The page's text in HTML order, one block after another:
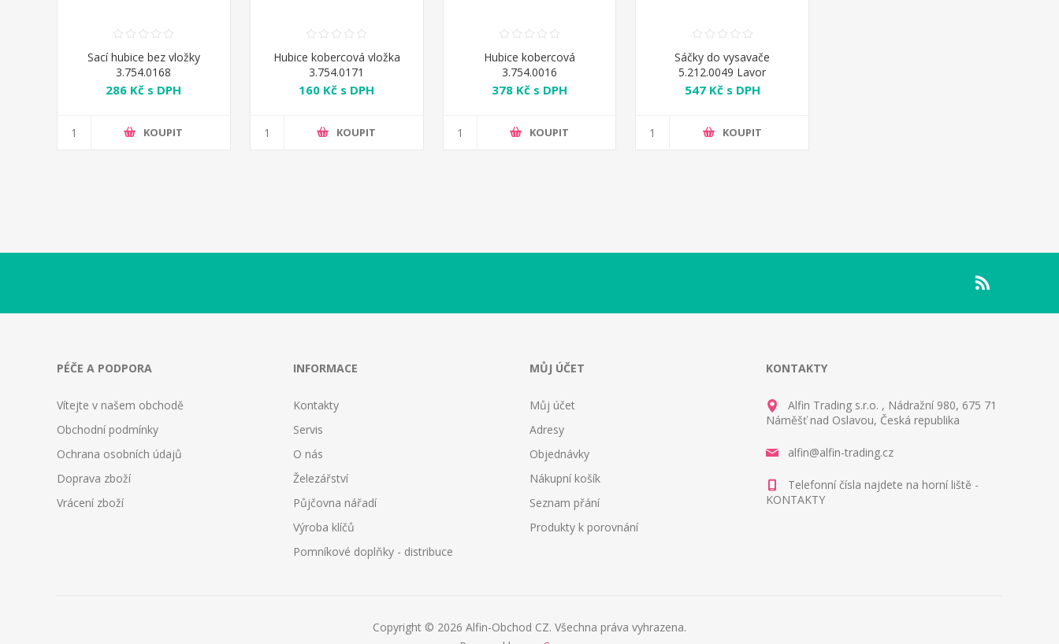
Sací hubice bez vložky
3.754.0168
286 Kč s DPH
KOUPIT
Hubice kobercová vložka
3.754.0171
160 Kč s DPH
KOUPIT
Hubice kobercová
3.754.0016
378 Kč s DPH
KOUPIT
Sáčky do vysavače
5.212.0049 Lavor
547 Kč s DPH
KOUPIT
PÉČE A PODPORA
Vítejte v našem obchodě
Obchodní podmínky
Ochrana osobních údajů
Doprava zboží
Vrácení zboží
INFORMACE
Kontakty
Servis
O nás
Železářství
Půjčovna nářadí
Výroba klíčů
Pomníkové doplňky - distribuce
MŮJ ÚČET
Můj účet
Adresy
Objednávky
Nákupní košík
Seznam přání
Produkty k porovnání
KONTAKTY
Alfin Trading s.r.o. , Nádražní 980, 675 71
Náměšť nad Oslavou, Česká republika
alfin@alfin-trading.cz
Telefonní čísla najdete na horní liště -
KONTAKTY
Copyright © 2026 Alfin-Obchod CZ. Všechna práva vyhrazena.